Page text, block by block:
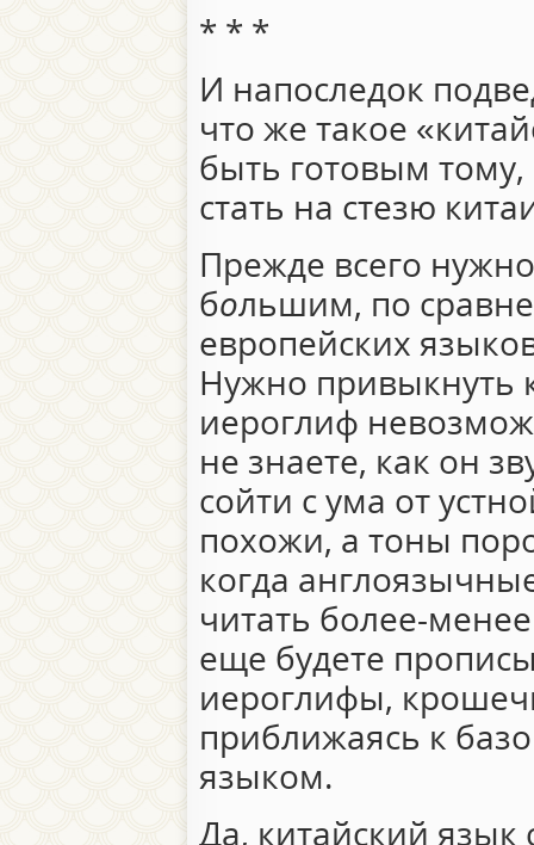
* * *
И напоследок
что же такое
быть готовым тому,
стать на стезю
Прежде всего
большим, по
европейских
Нужно привыкнуть
иероглиф
не знаете, как он
сойти с ума от
похожи, а тоны
когда
читать более-
еще будете
иероглифы,
приближаясь к
языком.
Да, китайский язык